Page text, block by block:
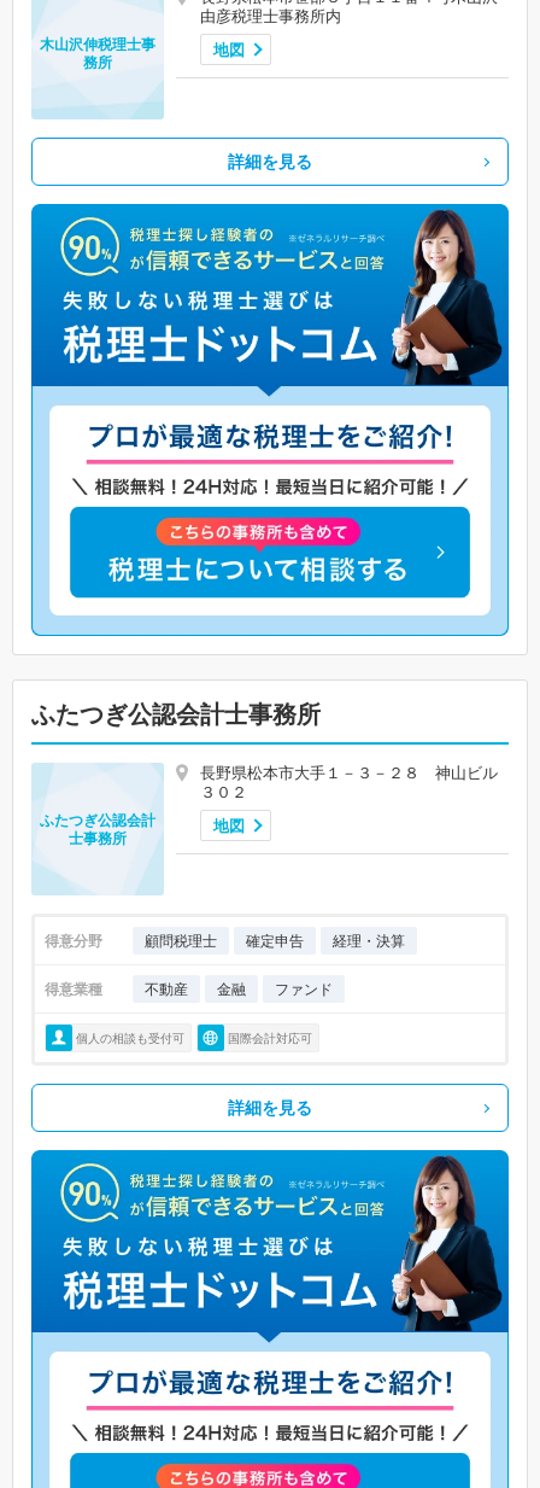
由彦税理士事務所内
地図
木山沢伸税理士事
務所
詳細を見る
ふたつぎ公認会計士事務所
長野県松本市大手１－３－２８ 神山ビル
３０２
地図
ふたつぎ公認会計
士事務所
得意分野 顧問税理士 確定申告 経理・決算
得意業種 不動産 金融 ファンド
個人の相談も受付可 国際会計対応可
詳細を見る